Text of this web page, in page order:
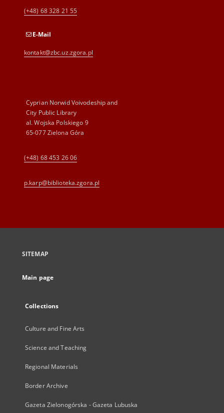
(+48) 68 328 21 55
E-Mail
kontakt@zbc.uz.zgora.pl
Cyprian Norwid Voivodeship and
City Public Library
al. Wojska Polskiego 9
65-077 Zielona Góra
(+48) 68 453 26 06
p.karp@biblioteka.zgora.pl
SITEMAP
Main page
Collections
Culture and Fine Arts
Science and Teaching
Regional Materials
Border Archive
Gazeta Zielonogórska - Gazeta Lubuska